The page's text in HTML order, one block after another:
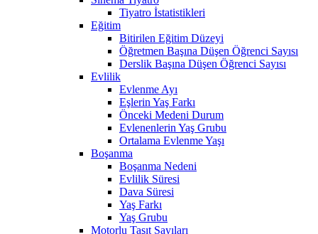
Tiyatro İstatistikleri
Eğitim
Bitirilen Eğitim Düzeyi
Öğretmen Başına Düşen Öğrenci Sayısı
Derslik Başına Düşen Öğrenci Sayısı
Evlilik
Evlenme Ayı
Eşlerin Yaş Farkı
Önceki Medeni Durum
Evlenenlerin Yaş Grubu
Ortalama Evlenme Yaşı
Boşanma
Boşanma Nedeni
Evlilik Süresi
Dava Süresi
Yaş Farkı
Yaş Grubu
Motorlu Taşıt Sayıları